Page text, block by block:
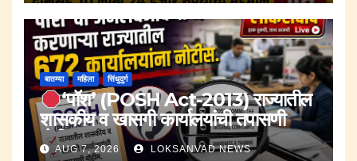
बातम्या महिला सिंधुदुर्ग
‘पॉश’ (POSH Act-2013) राज्यातील
शासकीय व खासगी कार्यालयांची तपासणी
मोहीम..
AUG 7, 2026 LOKSANVAD NEWS